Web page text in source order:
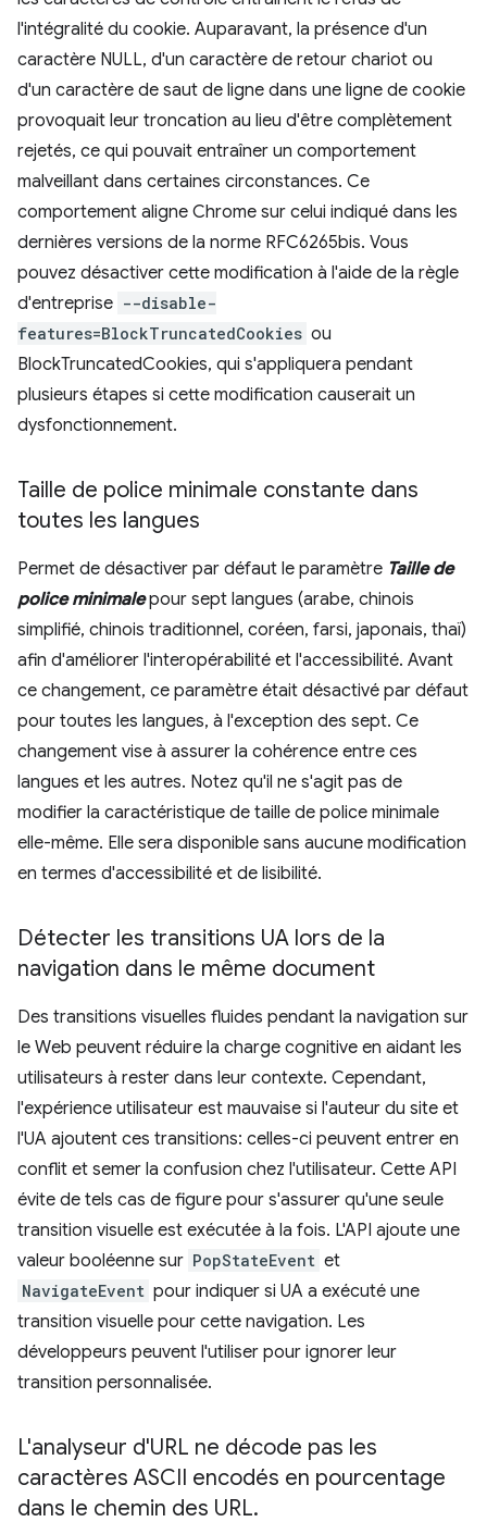
l'intégralité du cookie. Auparavant, la présence d'un
caractère NULL, d'un caractère de retour chariot ou
d'un caractère de saut de ligne dans une ligne de cookie
provoquait leur troncation au lieu d'être complètement
rejetés, ce qui pouvait entraîner un comportement
malveillant dans certaines circonstances. Ce
comportement aligne Chrome sur celui indiqué dans les
dernières versions de la norme RFC6265bis. Vous
pouvez désactiver cette modification à l'aide de la règle
d'entreprise --disable-
features=BlockTruncatedCookies ou
BlockTruncatedCookies, qui s'appliquera pendant
plusieurs étapes si cette modification causerait un
dysfonctionnement.
Taille de police minimale constante dans
toutes les langues
Permet de désactiver par défaut le paramètre Taille de
police minimalepour sept langues (arabe, chinois
simplifié, chinois traditionnel, coréen, farsi, japonais, thaï)
afin d'améliorer l'interopérabilité et l'accessibilité. Avant
ce changement, ce paramètre était désactivé par défaut
pour toutes les langues, à l'exception des sept. Ce
changement vise à assurer la cohérence entre ces
langues et les autres. Notez qu'il ne s'agit pas de
modifier la caractéristique de taille de police minimale
elle-même. Elle sera disponible sans aucune modification
en termes d'accessibilité et de lisibilité.
Détecter les transitions UA lors de la
navigation dans le même document
Des transitions visuelles fluides pendant la navigation sur
le Web peuvent réduire la charge cognitive en aidant les
utilisateurs à rester dans leur contexte. Cependant,
l'expérience utilisateur est mauvaise si l'auteur du site et
l'UA ajoutent ces transitions: celles-ci peuvent entrer en
conflit et semer la confusion chez l'utilisateur. Cette API
évite de tels cas de figure pour s'assurer qu'une seule
transition visuelle est exécutée à la fois. L'API ajoute une
valeur booléenne sur PopStateEvent et
NavigateEvent pour indiquer si UA a exécuté une
transition visuelle pour cette navigation. Les
développeurs peuvent l'utiliser pour ignorer leur
transition personnalisée.
L'analyseur d'URL ne décode pas les
caractères ASCII encodés en pourcentage
dans le chemin des URL.